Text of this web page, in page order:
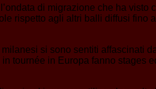
di migrazione che ha
rispetto agli altri balli diffusi fino
si sono sentiti affascinati
tournée in Europa fanno stages